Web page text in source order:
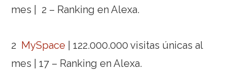
mes | 2 – Ranking en Alexa.
2 MySpace | 122.000.000 visitas únicas al
mes | 17 – Ranking en Alexa.